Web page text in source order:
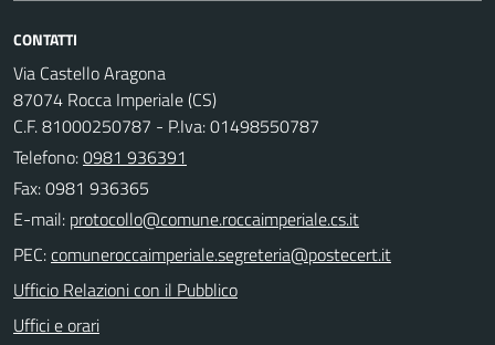
CONTATTI
Via Castello Aragona
87074 Rocca Imperiale (CS)
C.F. 81000250787 - P.Iva: 01498550787
Telefono:0981 936391
Fax: 0981 936365
E-mail:
PEC:
Ufficio Relazioni con il Pubblico
Uffici e orari